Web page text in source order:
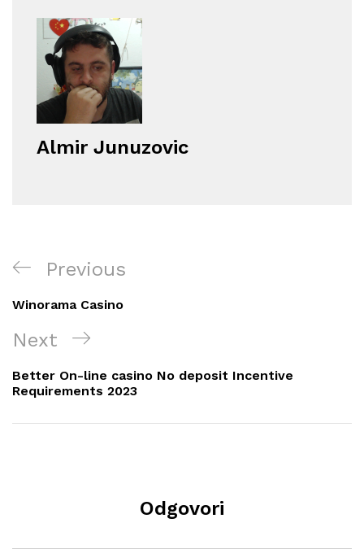
Almir Junuzovic
Navigacija
objava
Previous
Post
Previous
Winorama Casino
Next
Post
Next
Better On-line casino No deposit Incentive
Requirements 2023
Odgovori